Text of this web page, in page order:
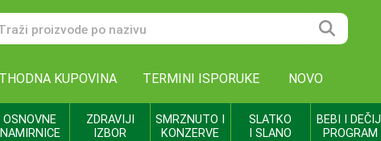
KUPOVINA TERMINI ISPORUKE NOVO
OSNOVNE
NAMIRNICE
ZDRAVIJI
IZBOR
SMRZNUTO I
KONZERVE
SLATKO
I SLANO
BEBI I DEČIJI
PROGRAM